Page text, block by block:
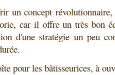
un concept
car il offre un très bon
d'une stratégie un peu
pour les bâtisseurices, à